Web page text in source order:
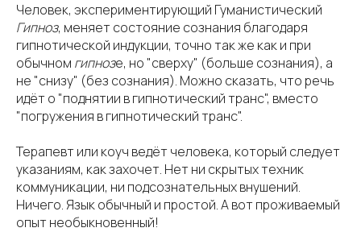
Человек, экспериментирующий Гуманистический
Гипноз, меняет состояние сознания благодаря
гипнотической индукции, точно так же как и при
обычном гипнозе, но "сверху" (больше сознания), а
не "снизу" (без сознания). Можно сказать, что речь
идёт о "поднятии в гипнотический транс", вместо
"погружения в гипнотический транс".
Терапевт или коуч ведёт человека, который следует
указаниям, как захочет. Нет ни скрытых техник
коммуникации, ни подсознательных внушений.
Ничего. Язык обычный и простой. А вот проживаемый
опыт необыкновенный!